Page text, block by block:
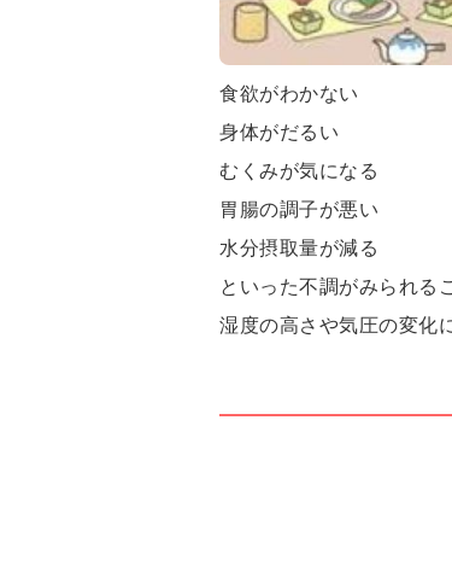
食欲がわかない
身体がだるい
むくみが気になる
胃腸の調子が悪い
水分摂取量が減る
といった不調がみられる
湿度の高さや気圧の変化